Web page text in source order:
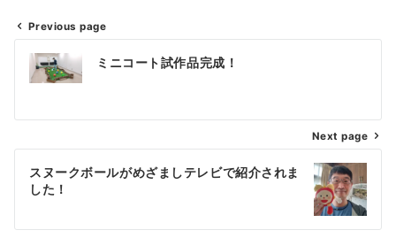
Previous page
ミニコート試作品完成！
Next page
スヌークボールがめざましテレビで紹介されま
した！